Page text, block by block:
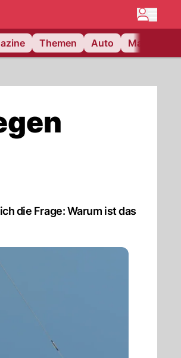
Themen Auto Matchcenter
die Frage: Warum ist das